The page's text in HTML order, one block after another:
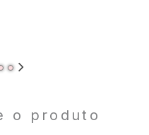
o produto